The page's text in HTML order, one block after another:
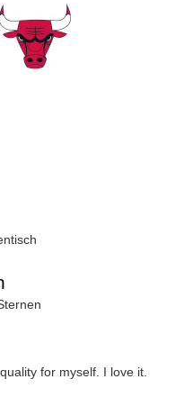
for myself. I love it.